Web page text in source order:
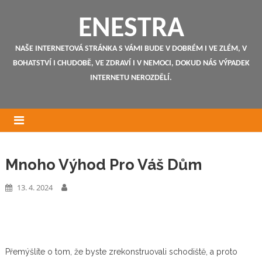
ENESTRA
NAŠE INTERNETOVÁ STRÁNKA S VÁMI BUDE V DOBRÉM I VE ZLÉM, V
BOHATSTVÍ I CHUDOBĚ, VE ZDRAVÍ I V NEMOCI, DOKUD NÁS VÝPADEK
INTERNETU NEROZDĚLÍ.
Mnoho Výhod Pro Váš Dům
13. 4. 2024
Přemýšlíte o tom, že byste zrekonstruovali schodiště, a proto